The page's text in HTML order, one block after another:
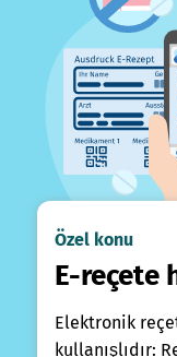
Özel konu
E-reçete
Elektronik
kullanışlıdır: